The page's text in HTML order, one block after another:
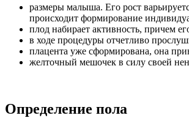
размеры малыша. Его рост
происходит формирование
плод набирает активность, причем
в ходе процедуры отчетливо
плацента уже сформирована, она
желточный мешочек в силу своей
Определение пола